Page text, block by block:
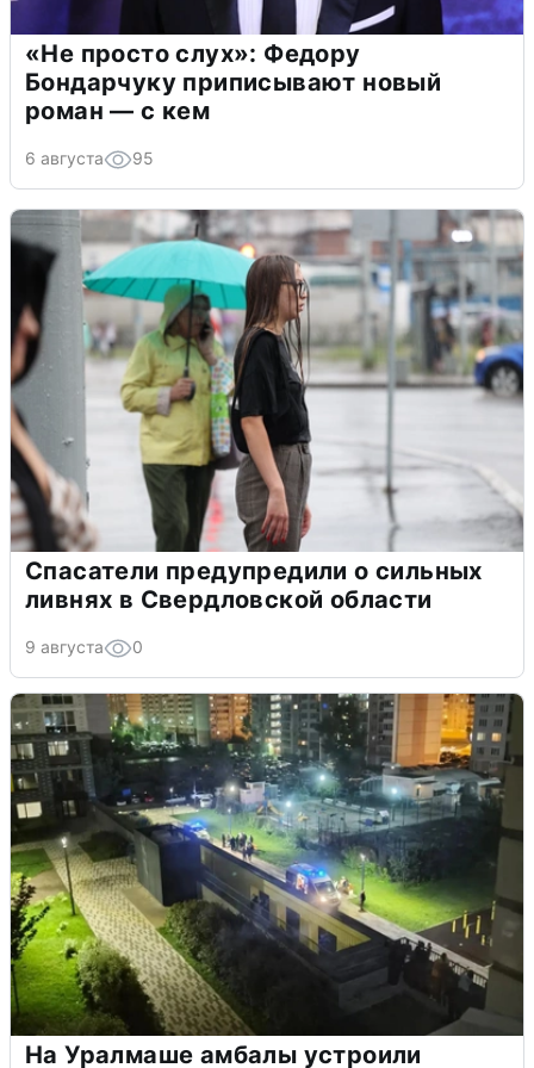
«Не просто слух»: Федору
Бондарчуку приписывают новый
роман — с кем
6 августа 95
Спасатели предупредили о сильных
ливнях в Свердловской области
9 августа 0
На Уралмаше амбалы устроили